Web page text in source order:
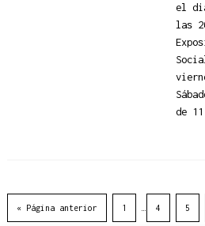
el
las
de
« Página anterior 1 4 5